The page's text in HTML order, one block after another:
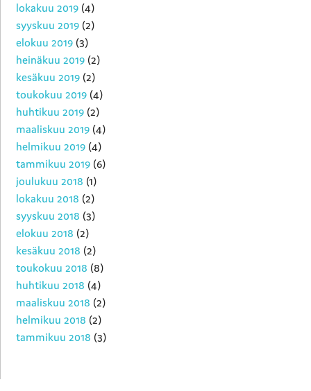
lokakuu 2019 (4)
syyskuu 2019 (2)
elokuu 2019 (3)
heinäkuu 2019 (2)
kesäkuu 2019 (2)
toukokuu 2019 (4)
huhtikuu 2019 (2)
maaliskuu 2019 (4)
helmikuu 2019 (4)
tammikuu 2019 (6)
joulukuu 2018 (1)
lokakuu 2018 (2)
syyskuu 2018 (3)
elokuu 2018 (2)
kesäkuu 2018 (2)
toukokuu 2018 (8)
huhtikuu 2018 (4)
maaliskuu 2018 (2)
helmikuu 2018 (2)
tammikuu 2018 (3)